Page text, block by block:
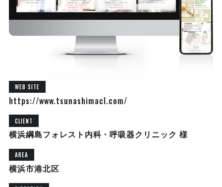
WEB SITE
https://www.tsunashimacl.com/
CLIENT
横浜綱島フォレスト内科・呼吸器クリニック 様
AREA
横浜市港北区